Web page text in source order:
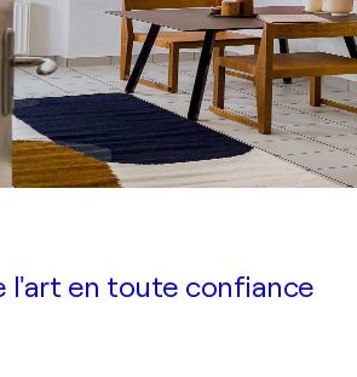
l'art en toute confiance